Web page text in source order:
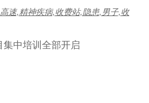
高速,精神疾病,收费站,隐患,男子,收